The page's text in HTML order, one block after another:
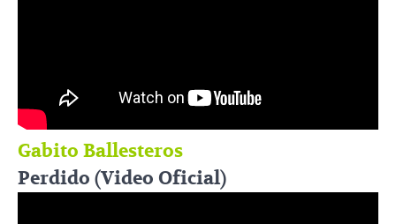
Gabito Ballesteros
Perdido (Video Oficial)